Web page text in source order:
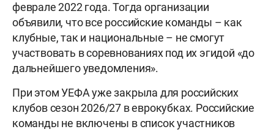
феврале 2022 года. Тогда организации
объявили, что все российские команды – как
клубные, так и национальные – не смогут
участвовать в соревнованиях под их эгидой «до
дальнейшего уведомления».
При этом УЕФА уже закрыла для российских
клубов сезон 2026/27 в еврокубках. Российские
команды не включены в список участников